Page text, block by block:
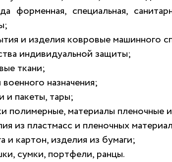
форменная, специальная,
и изделия ковровые машинного
индивидуальной защиты;
ткани;
военного назначения;
и пакеты, тары;
полимерные, материалы пленочные
из пластмасс и пленочных
и картон, изделия из бумаги;
сумки, портфели, ранцы.